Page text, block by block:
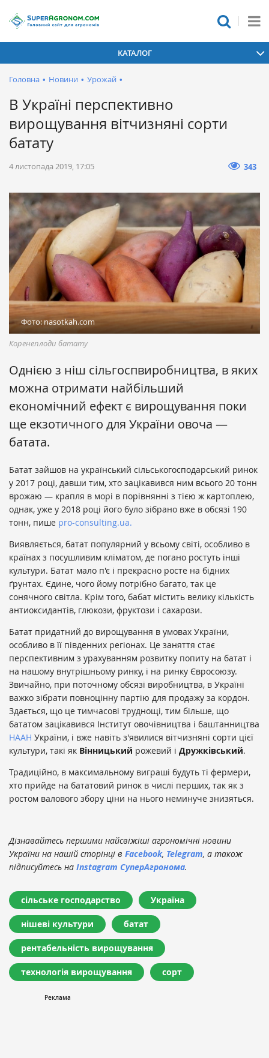
КАТАЛОГ
Головна • Новини • Урожай •
В Україні перспективно
вирощування вітчизняні сорти
батату
4 листопада 2019, 17:05 343
Фото: nasotkah.com
Коренеплоди батату
Однією з ніш сільгоспвиробництва, в яких
можна отримати найбільший
економічний ефект є вирощування поки
ще екзотичного для України овоча —
батата.
Батат зайшов на український сільськогосподарський ринок
у 2017 році, давши тим, хто зацікавився ним всього 20 тонн
врожаю — крапля в морі в порівнянні з тією ж картоплею,
однак, уже у 2018 році його було зібрано вже в обсязі 190
тонн, пише pro-consulting.ua.
Виявляється, батат популярний у всьому світі, особливо в
країнах з посушливим кліматом, де погано ростуть інші
культури. Батат мало п'є і прекрасно росте на бідних
ґрунтах. Єдине, чого йому потрібно багато, так це
сонячного світла. Крім того, бабат містить велику кількість
антиоксидантів, глюкози, фруктози і сахарози.
Батат придатний до вирощування в умовах України,
особливо в її південних регіонах. Це заняття стає
перспективним з урахуванням розвитку попиту на батат і
на нашому внутрішньому ринку, і на ринку Євросоюзу.
Звичайно, при поточному обсязі виробництва, в Україні
важко зібрати повноцінну партію для продажу за кордон.
Здається, що це тимчасові труднощі, тим більше, що
бататом зацікавився Інститут овочівництва і баштанництва
НААН України, і вже навіть з'явилися вітчизняні сорти цієї
культури, такі як Вінницький рожевий і Дружківський.
Традиційно, в максимальному виграші будуть ті фермери,
хто прийде на бататовий ринок в числі перших, так як з
ростом валового збору ціни на нього неминуче знизяться.
Дізнавайтесь першими найсвіжіші агрономічні новини
України на нашій сторінці в Facebook, Telegram, а також
підписуйтесь на Instagram СуперАгронома.
сільське господарство Україна
нішеві культури батат
рентабельність вирощування
технологія вирощування сорт